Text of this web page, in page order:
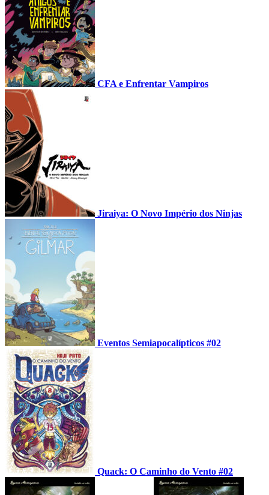
CFA e Enfrentar Vampiros
Jiraiya: O Novo Império dos Ninjas
Eventos Semiapocalípticos #02
Quack: O Caminho do Vento #02